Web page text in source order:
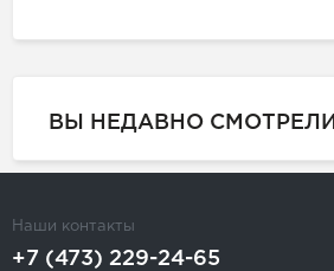
ВЫ НЕДАВНО СМОТРЕЛИ
Наши контакты
+7 (473) 229-24-65